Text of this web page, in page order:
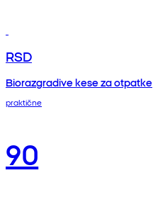
RSD
Biorazgradive kese za otpatke
praktične
90